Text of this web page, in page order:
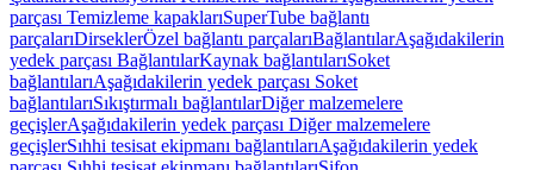
parçası Temizleme kapaklarıSuperTube bağlantı
parçalarıDirseklerÖzel bağlantı parçalarıBağlantılarAşağıdakilerin
yedek parçası BağlantılarKaynak bağlantılarıSoket
bağlantılarıAşağıdakilerin yedek parçası Soket
bağlantılarıSıkıştırmalı bağlantılarDiğer malzemelere
geçişlerAşağıdakilerin yedek parçası Diğer malzemelere
geçişlerSıhhi tesisat ekipmanı bağlantılarıAşağıdakilerin yedek